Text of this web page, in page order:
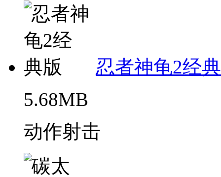
忍者神龟2经
5.68MB
动作射击